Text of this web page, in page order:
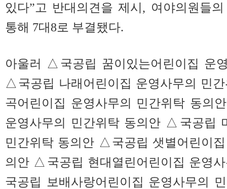
있다”고 반대의견을 제시, 여야의원들
통해 7대8로 부결됐다.
아울러 △국공립 꿈이있는어린이집 운
△국공립 나래어린이집 운영사무의 민
곡어린이집 운영사무의 민간위탁 동의
운영사무의 민간위탁 동의안 △국공립
민간위탁 동의안 △국공립 샛별어린이
의안 △국공립 현대열린어린이집 운영
국공립 보배사랑어린이집 운영사무의